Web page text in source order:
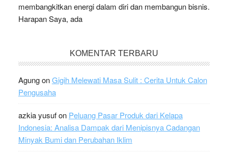
membangkitkan energi dalam diri dan membangun bisnis.
Harapan Saya, ada
KOMENTAR TERBARU
AgungonGigih Melewati Masa Sulit : Cerita Untuk Calon
Pengusaha
azkia yusufon Peluang Pasar Produk dari Kelapa
Indonesia: Analisa Dampak dari Menipisnya Cadangan
Minyak Bumi dan Perubahan Iklim